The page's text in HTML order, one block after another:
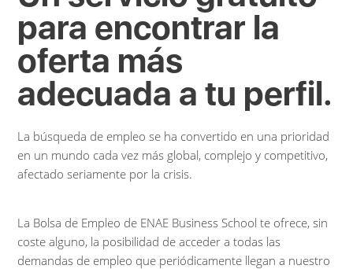
para encontrar la
oferta más
adecuada a tu perfil.
La búsqueda de empleo se ha convertido en una prioridad
en un mundo cada vez más global, complejo y competitivo,
afectado seriamente por la crisis.
La Bolsa de Empleo de ENAE Business School te ofrece, sin
coste alguno, la posibilidad de acceder a todas las
demandas de empleo que periódicamente llegan a nuestro